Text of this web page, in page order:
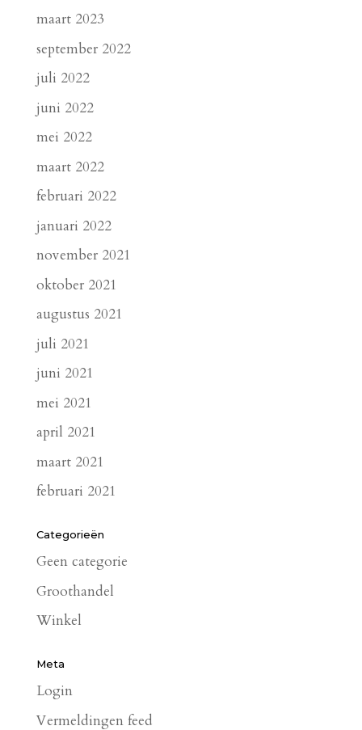
maart 2023
september 2022
juli 2022
juni 2022
mei 2022
maart 2022
februari 2022
januari 2022
november 2021
oktober 2021
augustus 2021
juli 2021
juni 2021
mei 2021
april 2021
maart 2021
februari 2021
Categorieën
Geen categorie
Groothandel
Winkel
Meta
Login
Vermeldingen feed